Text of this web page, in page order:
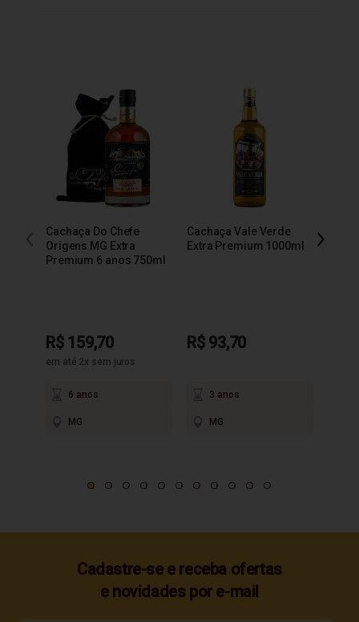
Cachaça Do Chefe
Origens MG Extra
Premium 6 anos 750ml
R$ 159,70
em até 2x sem juros
6 anos
MG
Cachaça Vale Verde
Extra Premium 1000ml
R$ 93,70
3 anos
MG
Cadastre-se e receba ofertas
e novidades por e-mail